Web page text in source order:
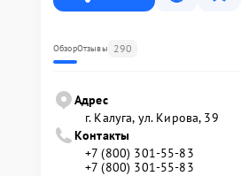
ОбзорОтзывы 290
Адрес
г. Калуга, ул. Кирова, 39
Контакты
+7 (800) 301-55-83
+7 (800) 301-55-83